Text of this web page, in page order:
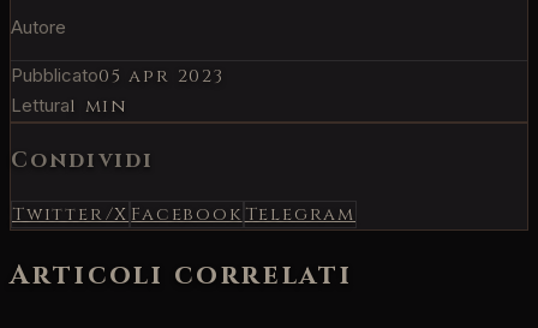
Autore
Pubblicato05 apr 2023
Lettura1 min
Condividi
Twitter/X Facebook Telegram
Articoli correlati